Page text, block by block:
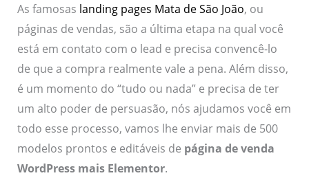
As famosas landing pages Mata de São João, ou
páginas de vendas, são a última etapa na qual você
está em contato com o lead e precisa convencê-lo
de que a compra realmente vale a pena. Além disso,
é um momento do “tudo ou nada” e precisa de ter
um alto poder de persuasão, nós ajudamos você em
todo esse processo, vamos lhe enviar mais de 500
modelos prontos e editáveis de página de venda
WordPress mais Elementor.